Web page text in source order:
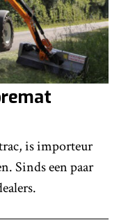
is importeur
Sinds een paar